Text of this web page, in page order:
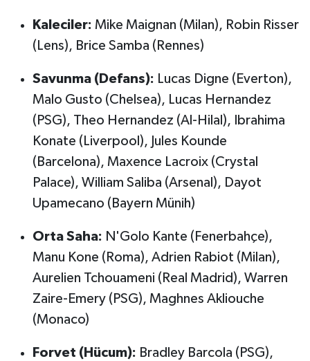
Kaleciler: Mike Maignan (Milan), Robin Risser
(Lens), Brice Samba (Rennes)
Savunma (Defans): Lucas Digne (Everton),
Malo Gusto (Chelsea), Lucas Hernandez
(PSG), Theo Hernandez (Al-Hilal), Ibrahima
Konate (Liverpool), Jules Kounde
(Barcelona), Maxence Lacroix (Crystal
Palace), William Saliba (Arsenal), Dayot
Upamecano (Bayern Münih)
Orta Saha: N'Golo Kante (Fenerbahçe),
Manu Kone (Roma), Adrien Rabiot (Milan),
Aurelien Tchouameni (Real Madrid), Warren
Zaire-Emery (PSG), Maghnes Akliouche
(Monaco)
Forvet (Hücum): Bradley Barcola (PSG),